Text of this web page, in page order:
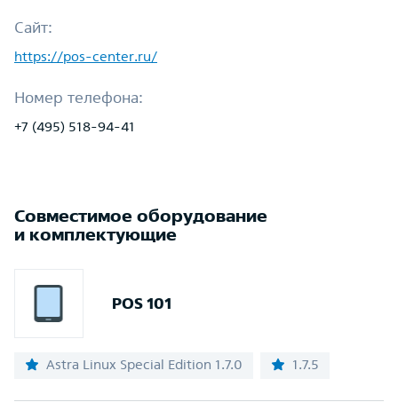
Сайт:
https://pos-center.ru/
Номер телефона:
+7 (495) 518-94-41
Совместимое оборудование
и комплектующие
POS 101
Astra Linux Special Edition 1.7.0 1.7.5